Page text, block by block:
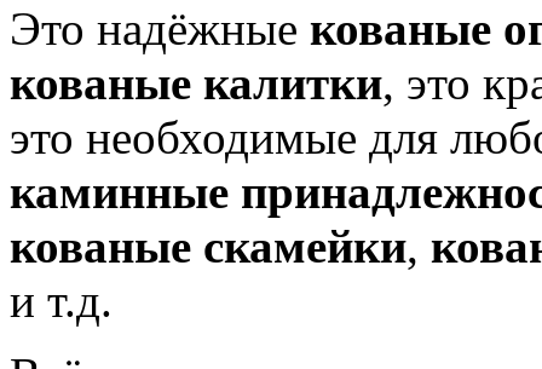
Это надёжные кованые
кованые калитки, это
это необходимые для
каминные
кованые скамейки,
и т.д.